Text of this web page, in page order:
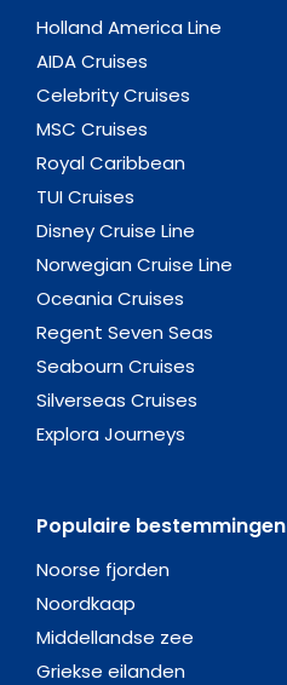
Holland America Line
AIDA Cruises
Celebrity Cruises
MSC Cruises
Royal Caribbean
TUI Cruises
Disney Cruise Line
Norwegian Cruise Line
Oceania Cruises
Regent Seven Seas
Seabourn Cruises
Silverseas Cruises
Explora Journeys
Populaire bestemmingen
Noorse fjorden
Noordkaap
Middellandse zee
Griekse eilanden